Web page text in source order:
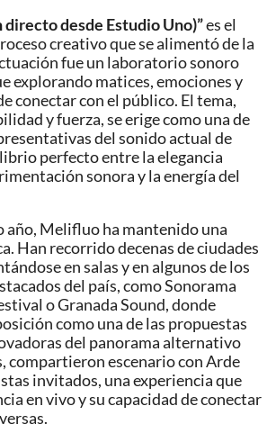
directo desde Estudio Uno)”es el
creativo que se alimentó de la
fue un laboratorio sonoro
explorando matices, emociones y
conectar con el público. El tema,
y fuerza, se erige como una de
del sonido actual de
perfecto entre la elegancia
sonora y la energía del
Melifluo ha mantenido una
Han recorrido decenas de ciudades
en salas y en algunos de los
del país, como Sonorama
o Granada Sound, donde
como una de las propuestas
del panorama alternativo
compartieron escenario con Arde
invitados, una experiencia que
en vivo y su capacidad de conectar